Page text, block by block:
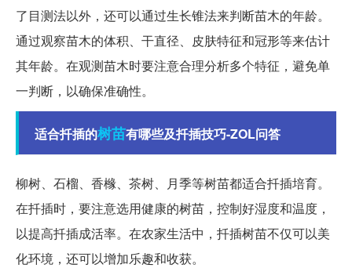
了目测法以外，还可以通过生长锥法来判断苗木的年龄。
通过观察苗木的体积、干直径、皮肤特征和冠形等来估计
其年龄。在观测苗木时要注意合理分析多个特征，避免单
一判断，以确保准确性。
适合扦插的树苗有哪些及扦插技巧-ZOL问答
柳树、石榴、香橼、茶树、月季等树苗都适合扦插培育。
在扦插时，要注意选用健康的树苗，控制好湿度和温度，
以提高扦插成活率。在农家生活中，扦插树苗不仅可以美
化环境，还可以增加乐趣和收获。